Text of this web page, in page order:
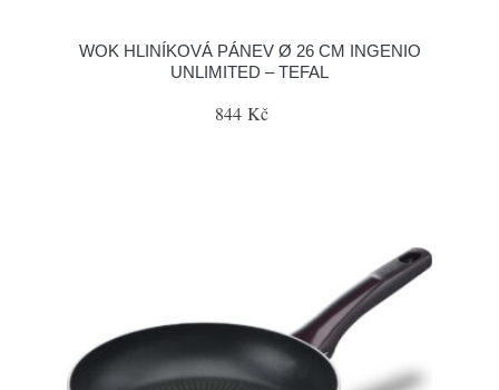
WOK HLINÍKOVÁ PÁNEV Ø 26 CM INGENIO
UNLIMITED – TEFAL
844 Kč